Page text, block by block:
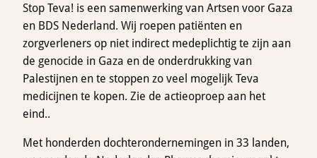
Stop Teva! is een samenwerking van Artsen voor Gaza
en BDS Nederland. Wij roepen patiënten en
zorgverleners op niet indirect medeplichtig te zijn aan
de genocide in Gaza en de onderdrukking van
Palestijnen en te stoppen zo veel mogelijk Teva
medicijnen te kopen. Zie de actieoproep aan het
eind..
Met honderden dochterondernemingen in 33 landen,